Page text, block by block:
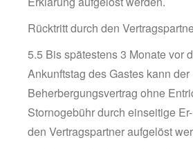
Rücktritt durch den
5.5 Bis spätestens 3 Monate vor
Ankunftstag des Gastes kann der
Beherbergungsvertrag ohne
Stornogebühr durch einseitige
den Vertragspartner aufgelöst